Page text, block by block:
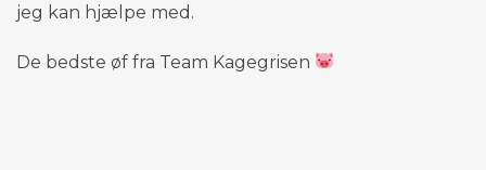
jeg kan hjælpe med.
De bedste øf fra Team Kagegrisen